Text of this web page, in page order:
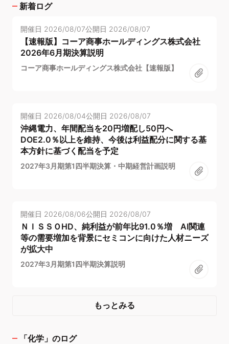
新着ログ
開催日 2026/08/07公開日 2026/08/07
【速報版】コーア商事ホールディングス株式会社
2026年6月期決算説明
コーア商事ホールディングス株式会社【速報版】
開催日 2026/08/04公開日 2026/08/07
沖縄電力、年間配当を20円増配し50円へ
DOE2.0％以上を維持、今後は利益配分に関する基
本方針に基づく配当を予定
2027年3月期第1四半期決算・中期経営計画説明
開催日 2026/08/06公開日 2026/08/07
ＮＩＳＳＯHD、純利益が前年比91.0％増 AI関連
等の需要増加を背景にセミコンに向けた人材ニーズ
が拡大中
2027年3月期第1四半期決算説明
もっとみる
「化学 」のログ